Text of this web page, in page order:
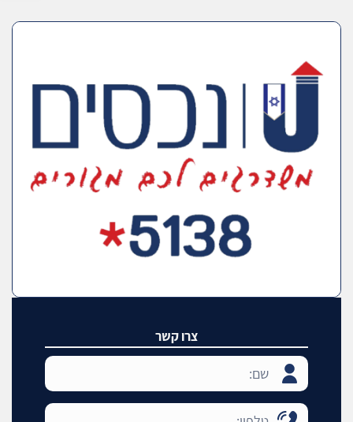
3. שאלתם ? ענינו !
צרו קשר